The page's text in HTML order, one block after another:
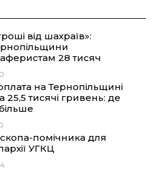
t
A
від шахраїв»:
28 тисяч
на Тернопільщині
тисячі гривень: де
помічника для
УГКЦ